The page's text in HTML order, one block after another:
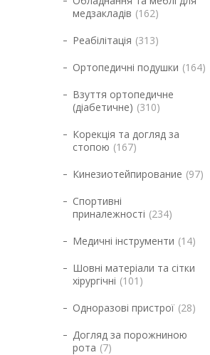
медзакладів 162
Реабілітація 313
Ортопедичні подушки 164
Взуття ортопедичне
(діабетичне) 310
Корекція та догляд за
стопою 167
Кинезиотейпирование 97
Спортивні
приналежності 234
Медичні інструменти 14
Шовні матеріали та сітки
хірургічні 101
Одноразові пристрої 28
Догляд за порожниною
рота 7